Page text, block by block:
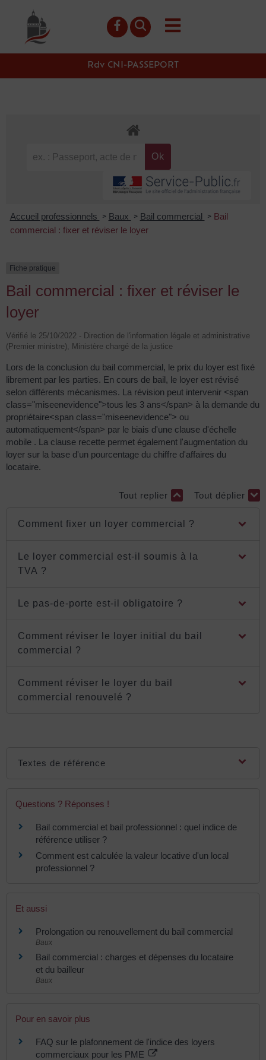
principal
Rdv CNI-PASSEPORT
Accueil professionnels > Baux > Bail commercial > Bail
commercial : fixer et réviser le loyer
Fiche pratique
Bail commercial : fixer et réviser le
loyer
Vérifié le 25/10/2022 - Direction de l'information légale et administrative
(Premier ministre), Ministère chargé de la justice
Lors de la conclusion du bail commercial, le prix du loyer est fixé
librement par les parties. En cours de bail, le loyer est révisé
selon différents mécanismes. La révision peut intervenir <span
class="miseenevidence">tous les 3 ans</span> à la demande du
propriétaire<span class="miseenevidence"> ou
automatiquement</span> par le biais d'une clause d'échelle
mobile . La clause recette permet également l'augmentation du
loyer sur la base d'un pourcentage du chiffre d'affaires du
locataire.
Tout replier Tout déplier
Comment fixer un loyer commercial ?
Le loyer commercial est-il soumis à la
TVA ?
Le pas-de-porte est-il obligatoire ?
Comment réviser le loyer initial du bail
commercial ?
Comment réviser le loyer du bail
commercial renouvelé ?
Textes de référence
Questions ? Réponses !
Bail commercial et bail professionnel : quel indice de
référence utiliser ?
Comment est calculée la valeur locative d'un local
professionnel ?
Et aussi
Prolongation ou renouvellement du bail commercial
Baux
Bail commercial : charges et dépenses du locataire
et du bailleur
Baux
Pour en savoir plus
FAQ sur le plafonnement de l'indice des loyers
commerciaux pour les PME